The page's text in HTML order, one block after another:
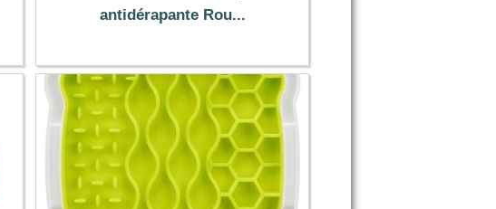
antidérapante Rou...
2.49 €